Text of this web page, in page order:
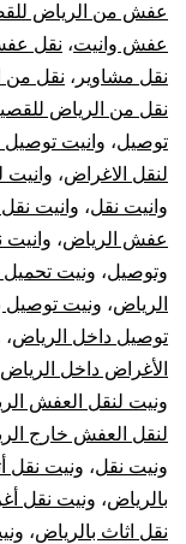
عفش من الرياض
عفش وانيت، نقل
نقل مشاوير ، نقل من
نقل من الرياض
توصيل، وانيت
لنقل الاغراض، وانيت
وانيت نقل، وانيت
عفش الرياض،
وتوصيل، ونيت تحميل
الرياض، ونيت توصيل
توصيل داخل الرياض،
الأغراض داخل الرياض
ونيت لنقل العفش
لنقل العفش خارج
ونيت نقل، ونيت نقل
بالرياض، ونيت نقل
نقل اثاث بالرياض،